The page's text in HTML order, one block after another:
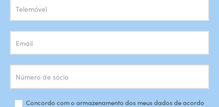
Concordo com o armazenamento dos meus dados de acordo